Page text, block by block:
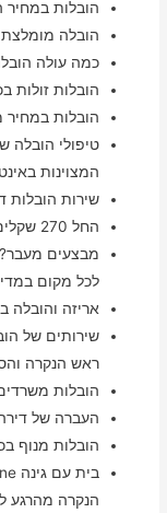
הובלות במחיר
הובלה
כמה עולה
הובלות זולות
הובלות במחיר
טיפולי הובלה
המצוינות
שירות הובלות
החל 270 שקלים לחדר יחיד בעיר כפר ראש הנקרה
מבצעים
לכל מקום
אריזה והובלה
שירותים של
ראש הנקרה
הובלות
העברה של
הובלות מנוף
הנקרה מהרגע